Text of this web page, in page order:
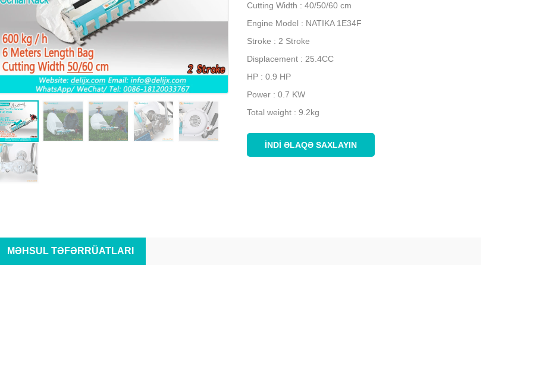
Cutting Width : 40/50/60 cm
Engine Model : NATIKA 1E34F
Stroke : 2 Stroke
Displacement : 25.4CC
HP : 0.9 HP
Power : 0.7 KW
Total weight : 9.2kg
İNDI ƏLAQƏ SAXLAYIN
MƏHSUL TƏFƏRRÜATLARI